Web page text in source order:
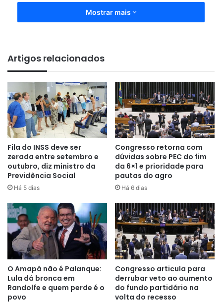
“Fui acusado de destruir a Lava
Jato, quando apenas
o Ministério Público. Hoje, a
sociedade enxerga seu
verdadeiro legado maldito, seu
“modus operandi” que ceifa vidas,
a política, a economia e afronta a
soberania nacional”.
Na nota, Aras começa citando “Viva o Brasil”e diz que nos
últimos quatro anos foi enfrentado “um forte
imprensa desviada que confundiram Justiça com
vingança”.
“Nós temos o dever de cumprir a
Mostrar mais
Artigos relacionados
Fila do INSS deve ser
zerada entre setembro e
outubro, diz ministro da
Previdência Social
Há 5 dias
Congresso retorna com
dúvidas sobre PEC do fim
da 6×1 e prioridade para
pautas do agro
Há 6 dias
O Amapá não é Palanque:
Lula dá bronca em
Randolfe e quem perde é o
povo
Congresso articula para
derrubar veto ao aumento
do fundo partidário na
volta do recesso